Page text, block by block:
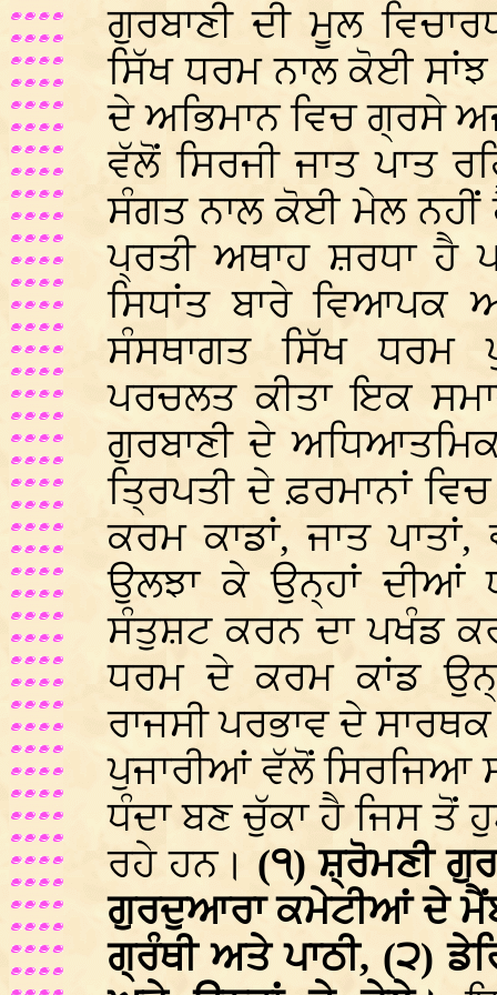
ਗੁਰਬਾਣੀ ਦੀ ਮੂਲ
ਸਿੱਖ ਧਰਮ ਨਾਲ ਕੋਈ
ਦੇ ਅਭਿਮਾਨ ਵਿਚ ਗ੍ਰਸੇ
ਵੱਲੋਂ ਸਿਰਜੀ ਜਾਤ ਪਾਤ
ਸੰਗਤ ਨਾਲ ਕੋਈ ਮੇਲ ਨਹੀਂ
ਪ੍ਰਤੀ ਅਥਾਹ ਸ਼ਰਧਾ ਹੈ
ਸਿਧਾਂਤ ਬਾਰੇ ਵਿਆਪਕ
ਸੰਸਥਾਗਤ ਸਿੱਖ ਧਰਮ
ਪਰਚਲਤ ਕੀਤਾ ਇਕ
ਗੁਰਬਾਣੀ ਦੇ
ਤ੍ਰਿਪਤੀ ਦੇ ਫ਼ਰਮਾਨਾਂ
ਕਰਮ ਕਾਡਾਂ, ਜਾਤ
ਉਲਝਾ ਕੇ ਉਨ੍ਹਾਂ ਦੀਆਂ
ਸੰਤੁਸ਼ਟ ਕਰਨ ਦਾ ਪਖੰਡ
ਧਰਮ ਦੇ ਕਰਮ ਕਾਂਡ
ਰਾਜਸੀ ਪਰਭਾਵ ਦੇ
ਪੁਜਾਰੀਆਂ ਵੱਲੋਂ ਸਿਰਜਿਆ
ਧੰਦਾ ਬਣ ਚੁੱਕਾ ਹੈ ਜਿਸ ਤੋਂ
ਰਹੇ ਹਨ। (੧) ਸ਼੍ਰੋਮਣੀ
ਗੁਰਦੁਆਰਾ ਕਮੇਟੀਆਂ ਦੇ
ਗ੍ਰੰਥੀ ਅਤੇ ਪਾਠੀ, (੨)